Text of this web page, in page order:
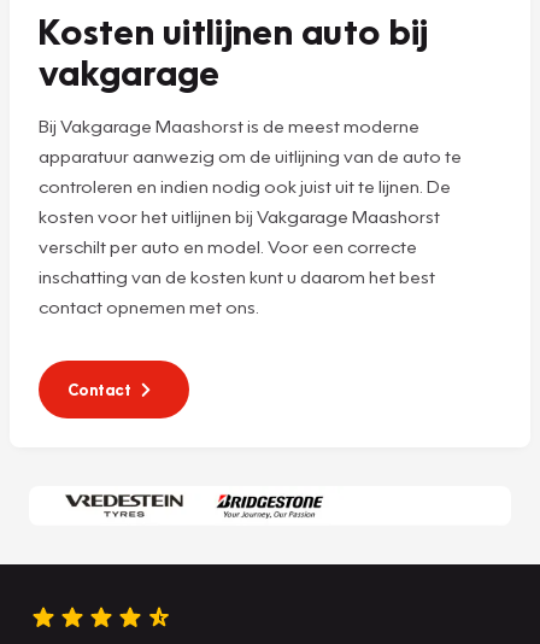
Kosten uitlijnen auto bij
vakgarage
Bij Vakgarage Maashorst is de meest moderne
apparatuur aanwezig om de uitlijning van de auto te
controleren en indien nodig ook juist uit te lijnen. De
kosten voor het uitlijnen bij Vakgarage Maashorst
verschilt per auto en model. Voor een correcte
inschatting van de kosten kunt u daarom het best
contact opnemen met ons.
Contact